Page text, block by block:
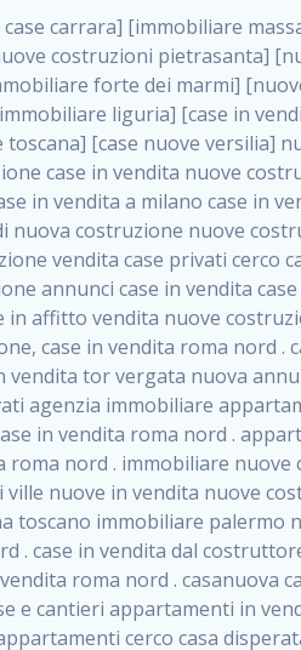
nuova costruzione milano case in vendita boccea case in vendita morena nuove costruzioni vendita immobili privati, case in vendita roma nord . comprare casa nuova costruzione case in vendita con leasing case in vendita ostia antica case nuova costruzione milano appartamenti nuovi milano case nuove roma nuove costruzioni bari edilizia convenzionata case in vendita a tortona villaggio prenestino case in vendita toscano immobiliare professione casa nuove costruzioni parma impresa costruzioni nuove case nuove costruzioni bergamo vendita immobili torino ville di nuova costruzione solo affitti appartamento nuovo in vendita appartamenti nuova costruzione roma case nuova costruzione roma, case in vendita roma nord . nuove costruzioni a milano case in costruzione roma impresa di costruzioni grimaldi immobiliare costruzioni villetta nuova costruzione case in vendita da imprese edili cerco casa a acquisto casa in costruzione nuove costruzioni mare costruzioni immobiliari cantieri nuove costruzioni acquisto casa nuova costruzione nuove costruzioni padova comprare casa in costruzione impresa edile napoli nuove costruzioni pescara casa risorse immobiliari, case in vendita roma nord . immobili in costruzione villette nuove villette nuove in vendita gabetti imprese edili verona nuove costruzioni milano sud nuovi immobili nuove costruzioni legnano, case in vendita roma nord . cantieri nuove costruzioni milano villa nuova case vendita nuove costruzioni appartamenti in vendita nuovi immobili nuovi costruttori case imprese edili brescia nuovi appartamenti milano case in vendita selva nera casa nuova retecasa case nuova costruzione in vendita monolocale imprese edili firenze imprese edili padova frimm vendita case dragona nuove costruzioni vendita imprese edili parma imprese di costruzioni milano immobiliare toscano frimm immobiliare roma case case dal costruttore acquisto terreno agricolo imprese edili italiane roma vende casa case nuove a milano nuove costruzioni a roma imprese costruzioni roma cerco casa nuova immobili di nuova costruzione case in vendita castelverde roma impresa edile palermo rent to buy roma nuove costruzioni, case in vendita roma nord . tempocasa case in vendita a riscatto nuove costruzioni varese nuove costruzioni bolzano vendita case in costruzione nuove costruzioni lecce cantiere milano costruire villa imprese edili treviso impresa edile catania case in vendita roma tiburtina vendita appartamenti nuova costruzione vendita immobili commerciali case nuove in vendita milano nuove costruzioni seregno cerca casa vendita cerco casa milano vendita nuove costruzioni milano ovest vendita case nuove milano imprese edili modena nuove costruzioni milano centro case in vendita aranova nuove abitazioni, case in vendita roma nord ., case in vendita roma nord . nuove costruzioni brescia nuove costruzioni como appartamenti nuovi in vendita a milano case in vendita bologna nuove costruzioni appartamenti in vendita milano nuova costruzione imprese edili como morena nuove costruzioni nuove costruzioni case vendita appartamenti nuovi nuove costruzioni salerno eurekasa villette in costruzione bilocali nuovi case nuove in vendita a roma case in vendita con